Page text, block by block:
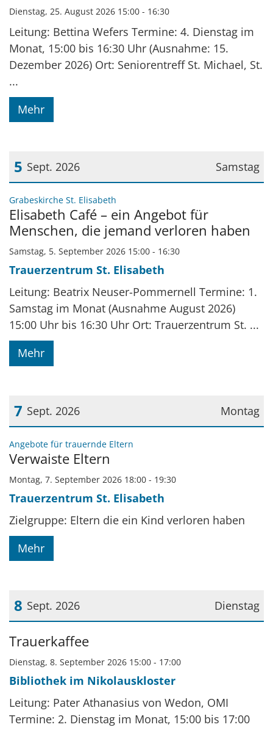
Dienstag, 25. August 2026 15:00 - 16:30
Leitung: Bettina Wefers Termine: 4. Dienstag im
Monat, 15:00 bis 16:30 Uhr (Ausnahme: 15.
Dezember 2026) Ort: Seniorentreff St. Michael, St.
...
Mehr
Samstag
5 Sept. 2026
Datum: 5. September 2026
Grabeskirche St. Elisabeth
Elisabeth Café – ein Angebot für
Menschen, die jemand verloren haben
Samstag, 5. September 2026 15:00 - 16:30
Trauerzentrum St. Elisabeth
Leitung: Beatrix Neuser-Pommernell Termine: 1.
Samstag im Monat (Ausnahme August 2026)
15:00 Uhr bis 16:30 Uhr Ort: Trauerzentrum St. ...
Mehr
Montag
7 Sept. 2026
Datum: 7. September 2026
Angebote für trauernde Eltern
Verwaiste Eltern
Montag, 7. September 2026 18:00 - 19:30
Trauerzentrum St. Elisabeth
Zielgruppe: Eltern die ein Kind verloren haben
Mehr
Dienstag
8 Sept. 2026
Datum: 8. September 2026
Trauerkaffee
Dienstag, 8. September 2026 15:00 - 17:00
Bibliothek im Nikolauskloster
Leitung: Pater Athanasius von Wedon, OMI
Termine: 2. Dienstag im Monat, 15:00 bis 17:00